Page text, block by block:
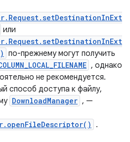
или
по-прежнему могут получить
, однако
не рекомендуется.
способ доступа к файлу,
DownloadManager , —
.